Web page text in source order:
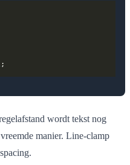
wordt tekst nog
manier. Line-clamp